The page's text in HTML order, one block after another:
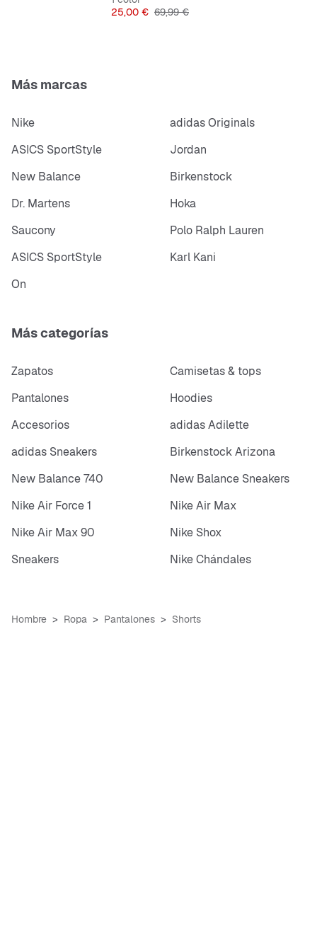
Precio
25,00 € Precio original
69,99 €
Más marcas
Nike
adidas Originals
ASICS SportStyle
Jordan
New Balance
Birkenstock
Dr. Martens
Hoka
Saucony
Polo Ralph Lauren
ASICS SportStyle
Karl Kani
On
Más categorías
Zapatos
Camisetas & tops
Pantalones
Hoodies
Accesorios
adidas Adilette
adidas Sneakers
Birkenstock Arizona
New Balance 740
New Balance Sneakers
Nike Air Force 1
Nike Air Max
Nike Air Max 90
Nike Shox
Sneakers
Nike Chándales
Hombre Ropa Pantalones Shorts